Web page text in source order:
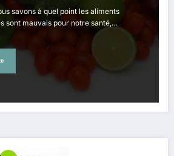
savons à quel point les aliments
sont mauvais pour notre santé,…